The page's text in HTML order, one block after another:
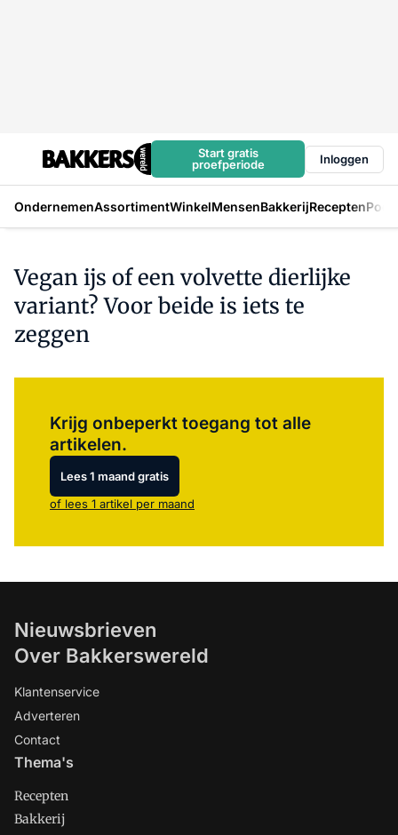
Start gratis
proefperiode
Inloggen
OndernemenAssortimentWinkelMensenBakkerijRecepten
Vegan ijs of een volvette dierlijke
variant? Voor beide is iets te
zeggen
Krijg onbeperkt toegang tot alle
artikelen.
Lees 1 maand gratis
of lees 1 artikel per maand
Nieuwsbrieven
Over Bakkerswereld
Klantenservice
Adverteren
Contact
Thema's
Recepten
Bakkerij